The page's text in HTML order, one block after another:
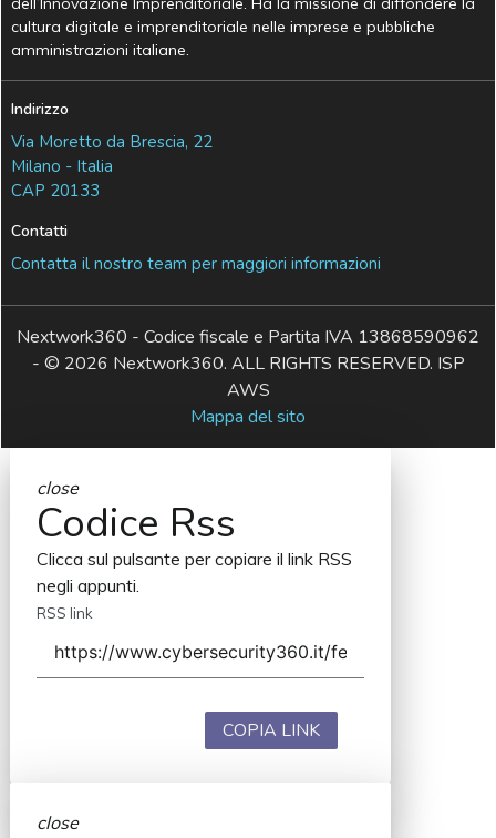
cultura digitale e imprenditoriale nelle imprese e pubbliche
amministrazioni italiane.
Indirizzo
Via Moretto da Brescia, 22
Milano - Italia
CAP 20133
Contatti
Contatta il nostro team per maggiori informazioni
Nextwork360 - Codice fiscale e Partita IVA 13868590962
- © 2026 Nextwork360. ALL RIGHTS RESERVED. ISP
AWS
Mappa del sito
close
Codice Rss
Clicca sul pulsante per copiare il link RSS
negli appunti.
RSS link
COPIA LINK
close